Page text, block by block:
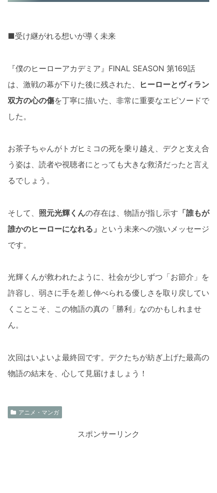
■受け継がれる想いが導く未来
『僕のヒーローアカデミア』FINAL SEASON 第169話
は、激戦の幕が下りた後に残された、
ヒーローとヴィラン
双方の心の傷を丁寧に描いた、非常に重要なエピソードで
した。
お茶子ちゃんがトガヒミコの死を乗り越え、デクと支え合
う姿は、読者や視聴者にとっても大きな救済だったと言え
るでしょう。
そして、 照元光輝くんの存在は、物語が指し示す 「誰もが
誰かのヒーローになれる」 という未来への強いメッセージ
です。
光輝くんが救われたように、社会が少しずつ「お節介」を
許容し、弱さに手を差し伸べられる優しさを取り戻してい
くことこそ、この物語の真の「勝利」なのかもしれませ
ん。
次回はいよいよ最終回です。デクたちが紡ぎ上げた最高の
物語の結末を、心して見届けましょう！
アニメ・マンガ
スポンサーリンク